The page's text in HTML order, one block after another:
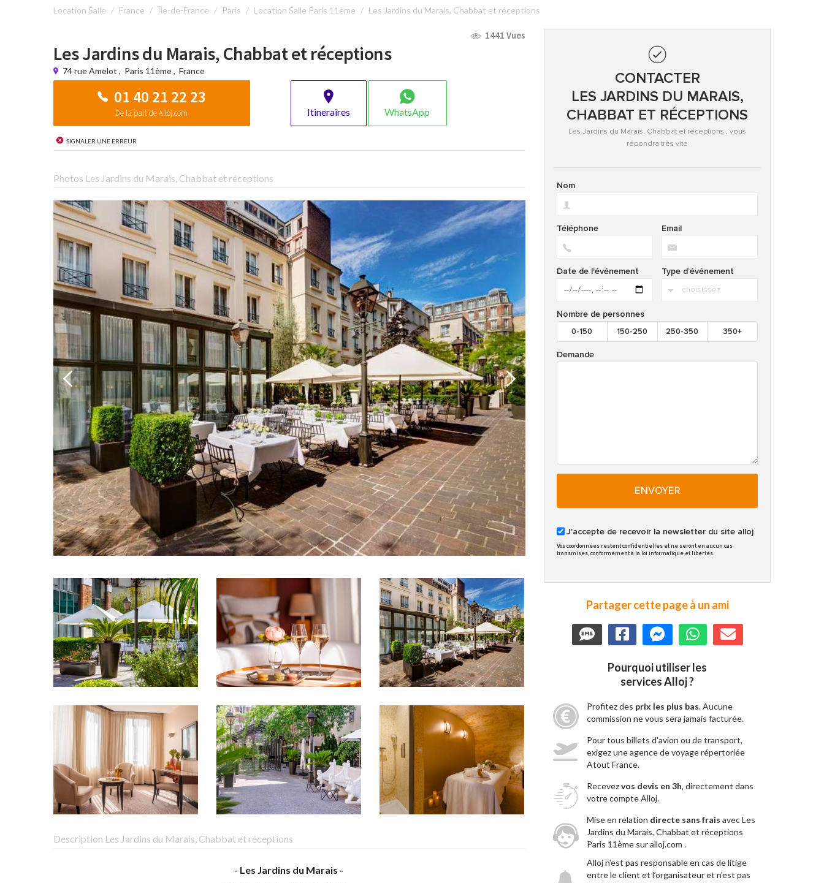
Location Salle France Île-de-France Paris Location Salle Paris 11ème Les Jardins du Marais, Chabbat et réceptions
1441 Vues
Les Jardins du Marais, Chabbat et réceptions
74 rue Amelot , Paris 11ème, France
01 40 21 22 23
De la part de Alloj.com Itineraires WhatsApp
Signaler une erreur
Photos Les Jardins du Marais, Chabbat et réceptions
Description Les Jardins du Marais, Chabbat et réceptions
- Les Jardins du Marais -
CONTACTER
LES JARDINS DU MARAIS,
CHABBAT ET RÉCEPTIONS
Les Jardins du Marais, Chabbat et réceptions , vous
répondra très vite
Nom
Email
Téléphone
Type d’événement
Date de l'événement
Nombre de personnes
0-150 150-250 250-350 350+
Demande
ENVOYER
J'accepte de recevoir la newsletter du site alloj
Vos coordonnées restent confidentielles et ne seront en aucun cas
transmises, conformément à la loi informatique et libertés.
Partager cette page à un ami
Pourquoi utiliser les
services Alloj ?
Profitez des prix les plus bas. Aucune
commission ne vous sera jamais facturée.
Pour tous billets d'avion ou de transport,
exigez une agence de voyage répertoriée
Atout France.
Recevezvos devis en 3h, directement dans
votre compte Alloj.
Mise en relation directe sans frais avec Les
Jardins du Marais, Chabbat et réceptions
Paris 11ème sur alloj.com .
Alloj n'est pas responsable en cas de litige
entre le client et l’organisateur et n'est pas